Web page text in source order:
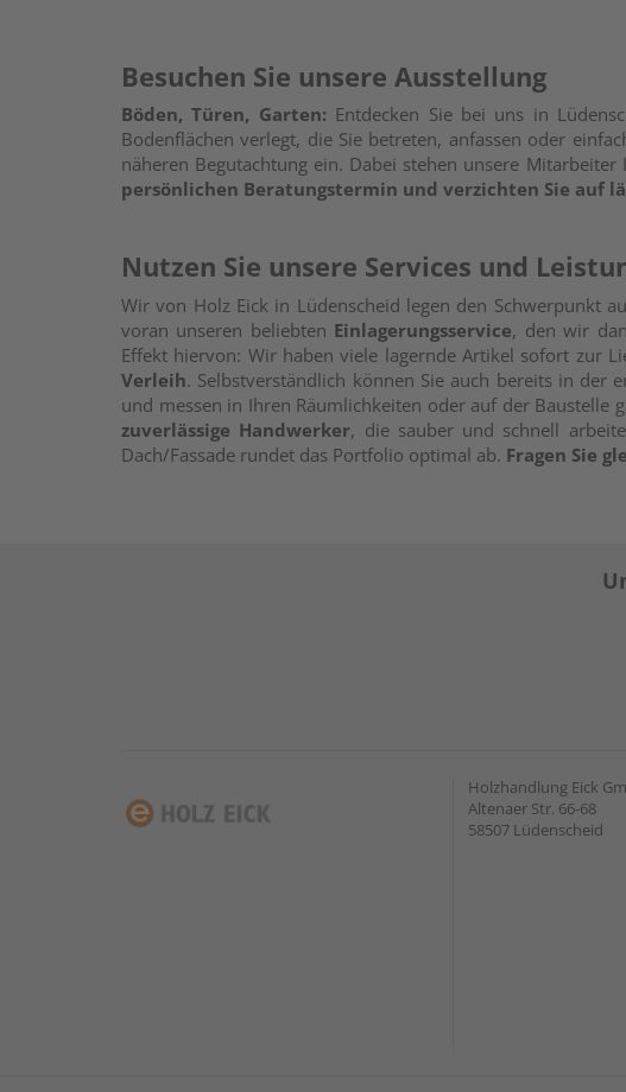
Besuchen Sie unsere Ausstellung
Böden, Türen, Garten: Entdecken Sie bei uns in
Bodenflächen verlegt, die Sie betreten, anfassen oder
näheren Begutachtung ein. Dabei stehen unsere
persönlichen Beratungstermin und verzichten Sie auf
Nutzen Sie unsere Services und
Wir von Holz Eick in Lüdenscheid legen den Schwerpunkt
voran unseren beliebten Einlagerungsservice, den wir
Effekt hiervon: Wir haben viele lagernde Artikel sofort zur
Verleih. Selbstverständlich können Sie auch bereits in der
und messen in Ihren Räumlichkeiten oder auf der Baustelle
zuverlässige Handwerker, die sauber und schnell
Dach/Fassade rundet das Portfolio optimal ab. Fragen Sie
Holzhandlung Eick
Altenaer Str. 66-68
58507 Lüdenscheid